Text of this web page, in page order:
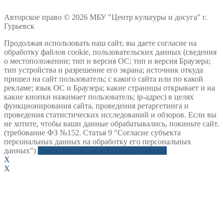
Авторское право © 2026 МБУ "Центр культуры и досуга" г.
Гурьевск
Продолжая использовать наш сайт, вы даете согласие на
обработку файлов cookie, пользовательских данных (сведения
о местоположении; тип и версия ОС; тип и версия Браузера;
тип устройства и разрешение его экрана; источник откуда
пришел на сайт пользователь; с какого сайта или по какой
рекламе; язык ОС и Браузера; какие страницы открывает и на
какие кнопки нажимает пользователь; ip-адрес) в целях
функционирования сайта, проведения ретаргетинга и
проведения статистических исследований и обзоров. Если вы
не хотите, чтобы ваши данные обрабатывались, покиньте сайт.
(требование ФЗ №152. Статья 9 "Согласие субъекта
персональных данных на обработку его персональных
данных")
X
X